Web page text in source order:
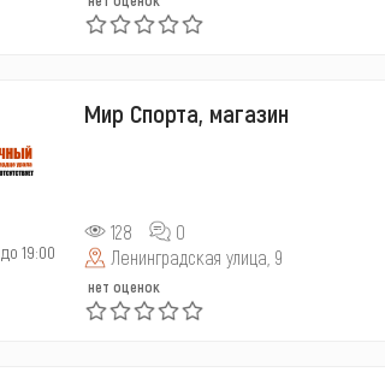
до 19:00
Мир Спорта, магазин
128
0
Ленинградская улица, 9
нет оценок